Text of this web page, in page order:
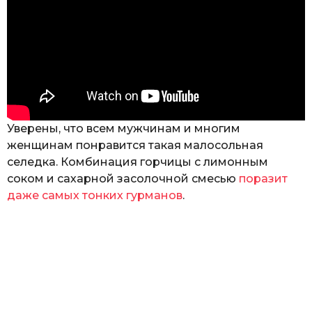
Уверены, что всем мужчинам и многим
женщинам понравится такая малосольная
селедка. Комбинация горчицы с лимонным
соком и сахарной засолочной смесью поразит
даже самых тонких гурманов.